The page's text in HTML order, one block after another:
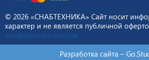
© 2026 «СНАБТЕХНИКА» Сайт носит
характер и не является публичной
конфиденциальности
Разработка сайта –